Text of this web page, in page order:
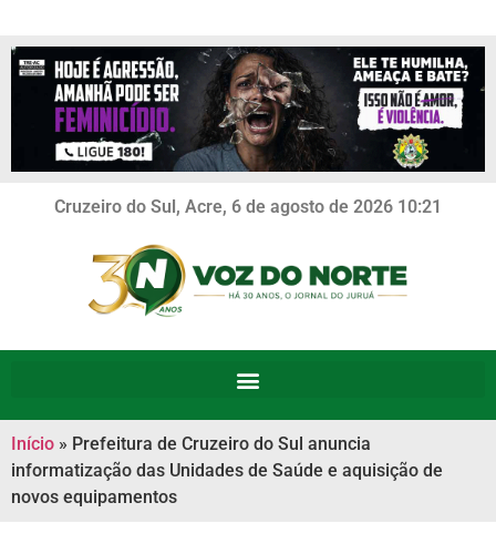
Cruzeiro do Sul, Acre, 6 de agosto de 2026 10:21
Início » Prefeitura de Cruzeiro do Sul anuncia
informatização das Unidades de Saúde e aquisição de
novos equipamentos